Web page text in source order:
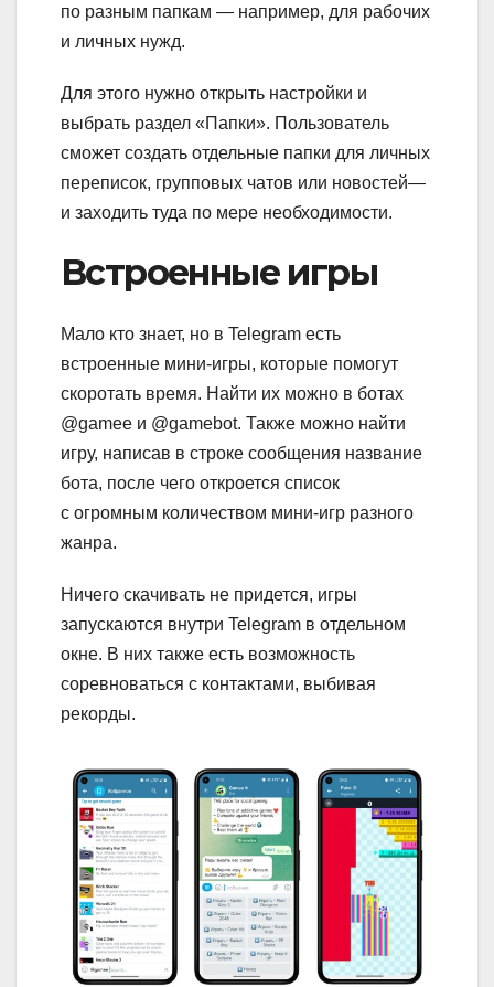
по разным папкам — например, для рабочих
и личных нужд.
Для этого нужно открыть настройки и
выбрать раздел «Папки». Пользователь
сможет создать отдельные папки для личных
переписок, групповых чатов или новостей—
и заходить туда по мере необходимости.
Встроенные игры
Мало кто знает, но в Telegram есть
встроенные мини-игры, которые помогут
скоротать время. Найти их можно в ботах
@gamee и @gamebot. Также можно найти
игру, написав в строке сообщения название
бота, после чего откроется список
с огромным количеством мини-игр разного
жанра.
Ничего скачивать не придется, игры
запускаются внутри Telegram в отдельном
окне. В них также есть возможность
соревноваться с контактами, выбивая
рекорды.